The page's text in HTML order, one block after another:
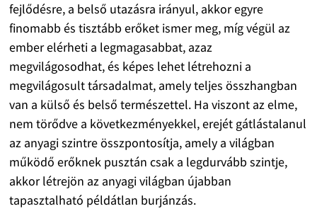
fejlődésre, a belső utazásra irányul, akkor egyre
finomabb és tisztább erőket ismer meg, míg végül az
ember elérheti a legmagasabbat, azaz
megvilágosodhat, és képes lehet létrehozni a
megvilágosult társadalmat, amely teljes összhangban
van a külső és belső természettel. Ha viszont az elme,
nem törődve a következményekkel, erejét gátlástalanul
az anyagi szintre összpontosítja, amely a világban
működő erőknek pusztán csak a legdurvább szintje,
akkor létrejön az anyagi világban újabban
tapasztalható példátlan burjánzás.